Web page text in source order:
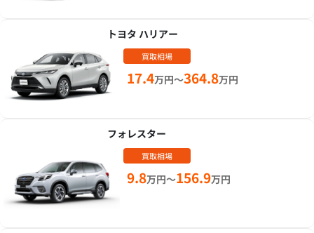
トヨタ ハリアー
買取相場
17.4万円～364.8万円
フォレスター
買取相場
9.8万円～156.9万円